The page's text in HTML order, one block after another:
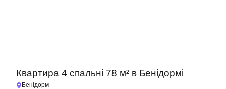
Квартира 4 спальні 78 м² в Бенідормі
Бенідорм